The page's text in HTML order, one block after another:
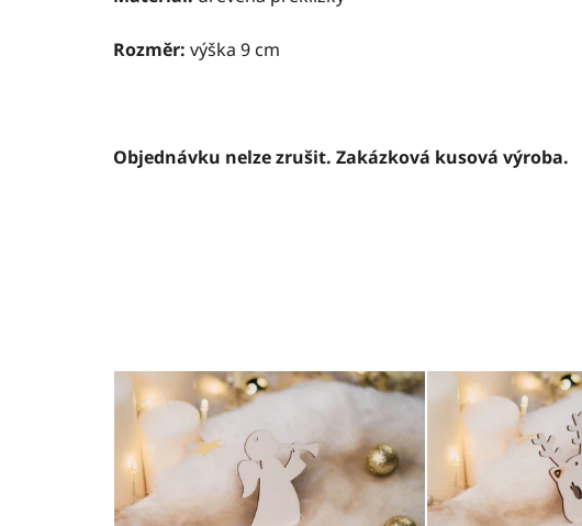
Rozměr: výška 9 cm
Objednávku nelze zrušit. Zakázková kusová výroba.